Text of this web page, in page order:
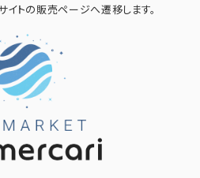
イトの販売ページへ遷移します。